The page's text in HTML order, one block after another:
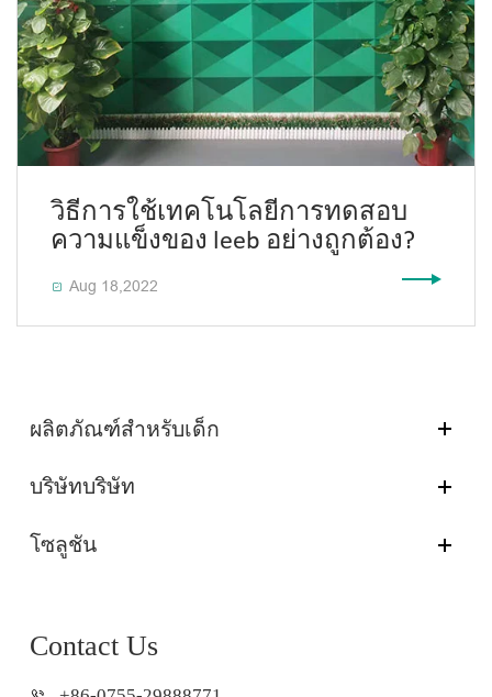
วิธีการใช้เทคโนโลยีการทดสอบ
ความแข็งของ leeb อย่างถูกต้อง?
 Aug 18,2022
ผลิตภัณฑ์สำหรับเด็ก
บริษัทบริษัท
โซลูชัน
Contact Us